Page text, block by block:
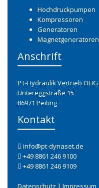
Hochdruckpumpen
Kompressoren
Generatoren
Magnetgeneratoren
Anschrift
PT-Hydraulik Vertrieb OHG
Untereggstraße 15
86971 Peiting
Kontakt
info@pt-dynaset.de
+49 8861 246 9100
+49 8861 246 9109
Datenschutz | Impressum